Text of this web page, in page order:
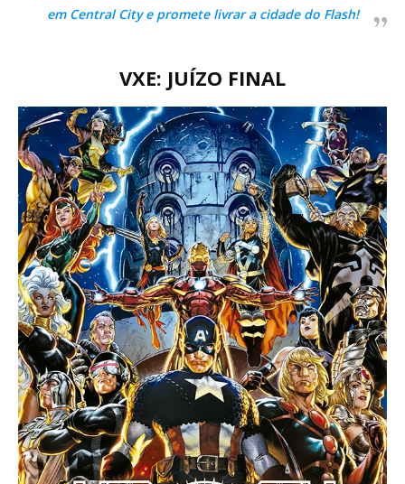
em Central City e promete livrar a cidade do Flash!
VXE: JUÍZO FINAL